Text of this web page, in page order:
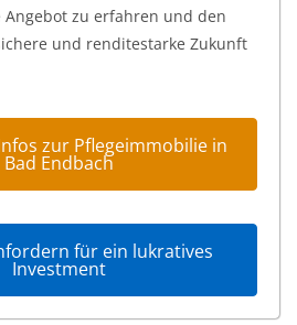
Angebot zu erfahren und den
und renditestarke Zukunft
zur Pflegeimmobilie in
Bad Endbach
für ein lukratives
Investment